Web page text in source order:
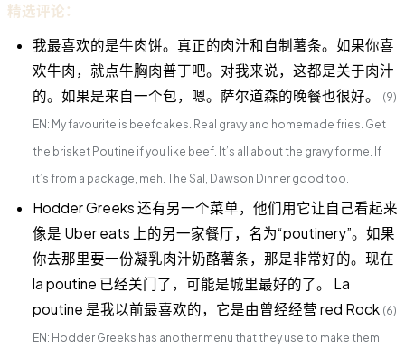
精选评论：
我最喜欢的是牛肉饼。真正的肉汁和自制薯条。如果你喜
欢牛肉，就点牛胸肉普丁吧。对我来说，这都是关于肉汁
的。如果是来自一个包，嗯。萨尔道森的晚餐也很好。
(9)
EN: My favourite is beefcakes. Real gravy and homemade fries. Get
the brisket Poutine if you like beef. It’s all about the gravy for me. If
it’s from a package, meh. The Sal, Dawson Dinner good too.
Hodder Greeks 还有另一个菜单，他们用它让自己看起来
像是 Uber eats 上的另一家餐厅，名为“poutinery”。如果
你去那里要一份凝乳肉汁奶酪薯条，那是非常好的。现在
la poutine 已经关门了，可能是城里最好的了。 La
poutine 是我以前最喜欢的，它是由曾经经营 red Rock (6)
EN: Hodder Greeks has another menu that they use to make them